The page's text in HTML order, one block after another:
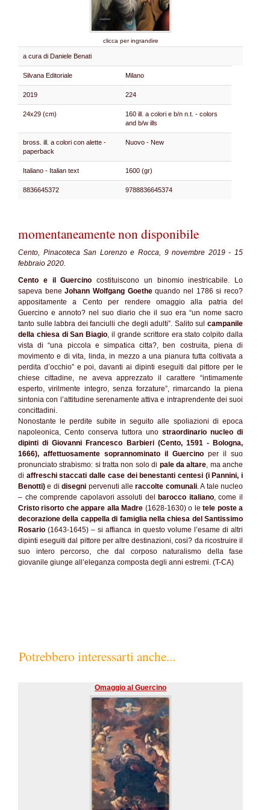
clicca per ingrandire
a cura di Daniele Benati
Silvana Editoriale Milano
2019 224
24x29 (cm)
160 ill. a colori e b/n n.t. - colors
and b/w ills
bross. ill. a colori con alette -
paperback
Nuovo - New
Italiano - Italian text 1600 (gr)
8836645372 9788836645374
momentaneamente non disponibile
Cento, Pinacoteca San Lorenzo e Rocca, 9 novembre 2019 - 15
febbraio 2020.
Cento e il Guercino costituiscono un binomio inestricabile. Lo
sapeva beneJohann Wolfgang Goethequando nel 1786 si reco?
appositamente a Cento per rendere omaggio alla patria del
Guercino e annoto? nel suo diario che il suo era “un nome sacro
tanto sulle labbra dei fanciulli che degli adulti”. Salito sul campanile
della chiesa di San Biagio, il grande scrittore era stato colpito dalla
vista di “una piccola e simpatica citta?, ben costruita, piena di
movimento e di vita, linda, in mezzo a una pianura tutta coltivata a
perdita d’occhio” e poi, davanti ai dipinti eseguiti dal pittore per le
chiese cittadine, ne aveva apprezzato il carattere “intimamente
esperto, virilmente integro, senza forzature”, rimarcando la piena
sintonia con l’attitudine serenamente attiva e intraprendente dei suoi
concittadini.
Nonostante le perdite subite in seguito alle spoliazioni di epoca
napoleonica, Cento conserva tuttora uno straordinario nucleo di
dipinti di Giovanni Francesco Barbieri (Cento, 1591 - Bologna,
1666), affettuosamente soprannominato il Guercino per il suo
pronunciato strabismo: si tratta non solo di pale da altare, ma anche
di affreschi staccati dalle case dei benestanti centesi (i Pannini, i
Benotti) e didisegni pervenuti alleraccolte comunali. A tale nucleo
– che comprende capolavori assoluti del
barocco italiano, come il
Cristo risorto che appare alla Madre (1628-1630) o letele poste a
decorazione della cappella di famiglia nella chiesa del Santissimo
Rosario (1643-1645) – si affianca in questo volume l’esame di altri
dipinti eseguiti dal pittore per altre destinazioni, cosi? da ricostruire il
suo intero percorso, che dal corposo naturalismo della fase
giovanile giunge all’eleganza composta degli anni estremi. (T-CA)
Potrebbero interessarti anche...
Omaggio al Guercino